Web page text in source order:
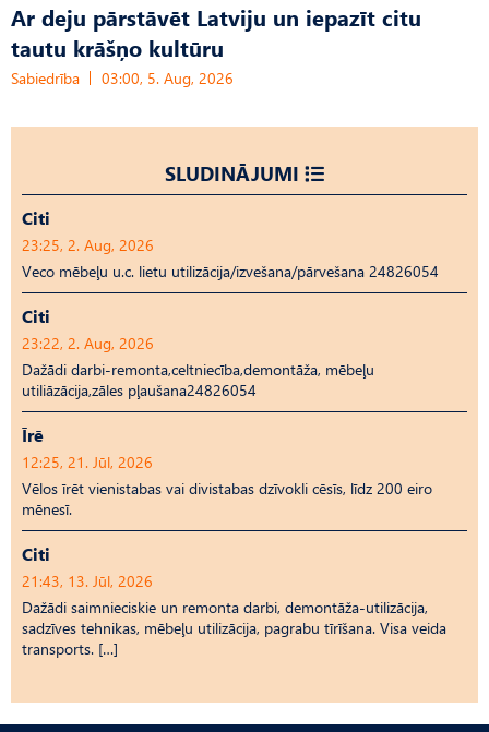
Ar deju pārstāvēt Latviju un iepazīt citu
tautu krāšņo kultūru
Sabiedrība 03:00, 5. Aug, 2026
SLUDINĀJUMI
Citi
23:25, 2. Aug, 2026
Veco mēbeļu u.c. lietu utilizācija/izvešana/pārvešana 24826054
Citi
23:22, 2. Aug, 2026
Dažādi darbi-remonta,celtniecība,demontāža, mēbeļu
utiliāzācija,zāles pļaušana24826054
Īrē
12:25, 21. Jūl, 2026
Vēlos īrēt vienistabas vai divistabas dzīvokli cēsīs, līdz 200 eiro
mēnesī.
Citi
21:43, 13. Jūl, 2026
Dažādi saimnieciskie un remonta darbi, demontāža-utilizācija,
sadzīves tehnikas, mēbeļu utilizācija, pagrabu tīrīšana. Visa veida
transports. […]